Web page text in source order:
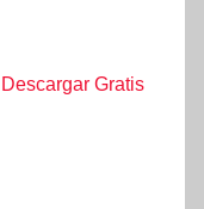
Gratis